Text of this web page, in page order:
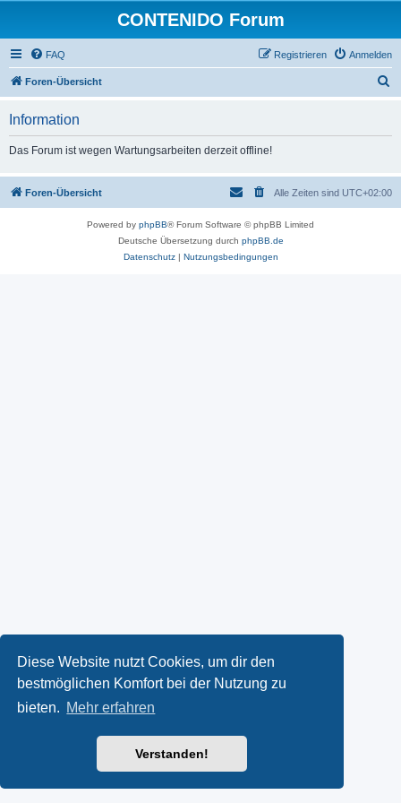
Diese Website nutzt Cookies, um dir den
bestmöglichen Komfort bei der Nutzung zu
bieten. Mehr erfahren
Verstanden!
CONTENIDO Forum
FAQ Anmelden
Registrieren
Foren-Übersicht
Information
Das Forum ist wegen Wartungsarbeiten derzeit offline!
Foren-Übersicht Alle Zeiten sind UTC+02:00
Powered by phpBB® Forum Software © phpBB Limited
Deutsche Übersetzung durch phpBB.de
Datenschutz| Nutzungsbedingungen